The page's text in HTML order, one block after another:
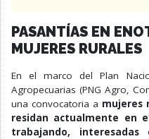
PASANTÍAS EN
MUJERES RURALES
En el marco del Plan
Agropecuarias (PNG Agro,
una convocatoria a mujeres
residan actualmente en
trabajando,